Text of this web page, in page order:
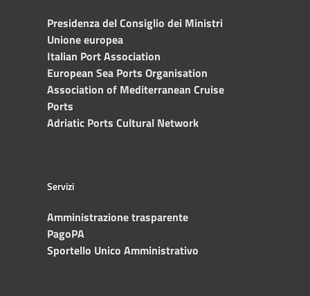
Presidenza del Consiglio dei Ministri
Unione europea
Italian Port Association
European Sea Ports Organisation
Association of Mediterranean Cruise
Ports
Adriatic Ports Cultural Network
Servizi
Amministrazione trasparente
PagoPA
Sportello Unico Amministrativo